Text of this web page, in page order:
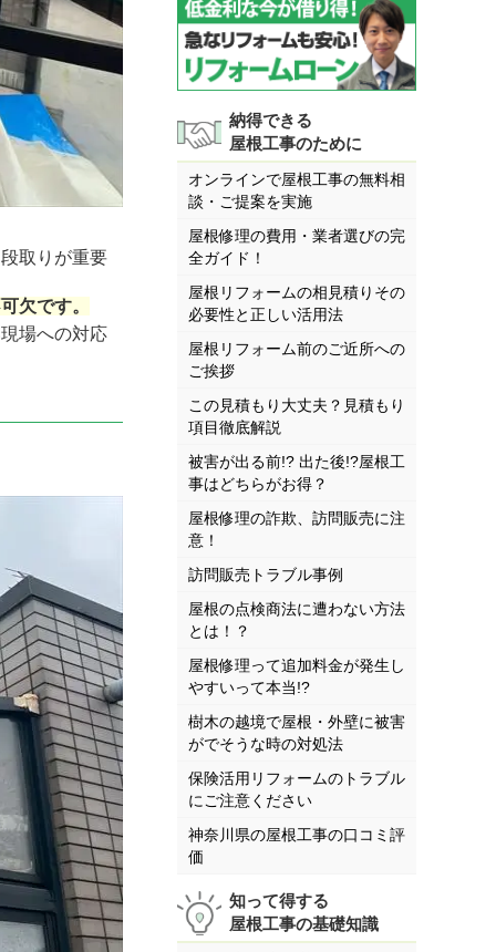
取りが重要
欠です。
場への対応
納得できる
屋根工事のために
オンラインで屋根工事の無料相
談・ご提案を実施
屋根修理の費用・業者選びの完
全ガイド！
屋根リフォームの相見積りその
必要性と正しい活用法
屋根リフォーム前のご近所への
ご挨拶
この見積もり大丈夫？見積もり
項目徹底解説
被害が出る前!? 出た後!?屋根工
事はどちらがお得？
屋根修理の詐欺、訪問販売に注
意！
訪問販売トラブル事例
屋根の点検商法に遭わない方法
とは！？
屋根修理って追加料金が発生し
やすいって本当!?
樹木の越境で屋根・外壁に被害
がでそうな時の対処法
保険活用リフォームのトラブル
にご注意ください
神奈川県の屋根工事の口コミ評
価
知って得する
屋根工事の基礎知識